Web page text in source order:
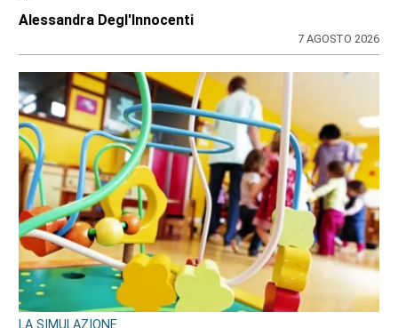
Alessandra Degl'Innocenti
7 AGOSTO 2026